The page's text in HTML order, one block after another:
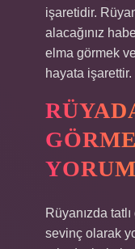
işaretidir.
alacağınız
elma görmek
hayata işarettir.
Rüyanızda
sevinç olarak